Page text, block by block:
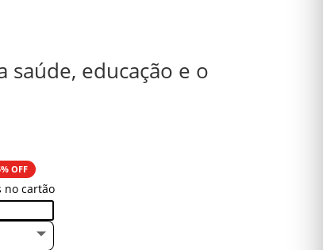
saúde, educação e o
OFF
no cartão